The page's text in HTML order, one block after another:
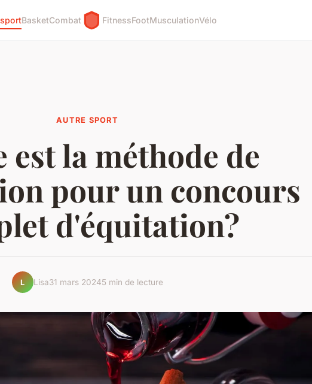
BasketCombat FitnessFootMusculationVélo
AUTRE SPORT
est la méthode de
pour un concours
d'équitation?
L Lisa31 mars 20245 min de lecture